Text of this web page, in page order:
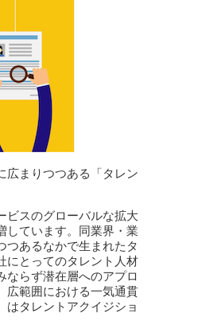
広まりつつある「タレン
ビスのグローバルな拡大
しています。同業界・業
つあるなかで生まれたタ
にとってのタレント人材
ならず潜在層へのアプロ
広範囲における一気通貫
はタレントアクイジショ